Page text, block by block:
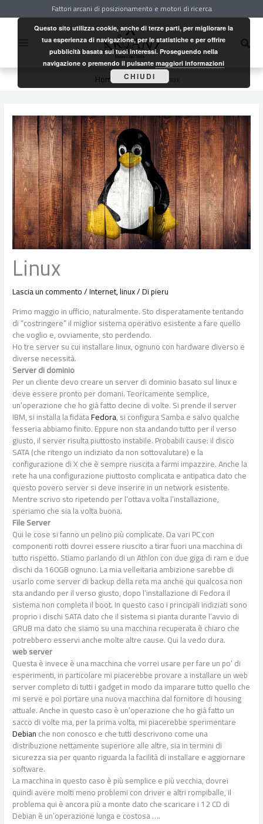
al
Fattori arcani di posizionamento e motori di ricerca
Home Internet Linux
Linux
Lascia un commento/Internet,linux/ Dipieru
Primo maggio in ufficio, naturalmente. Sto disperatamente tentando
di “costringere” il miglior sistema operativo esistente a fare quello
che voglio e, ovviamente, sto perdendo.
Ho tre server su cui installare linux, ognuno con hardware diverso e
diverse necessità.
Server di dominio
Per un cliente devo creare un server di dominio basato sul linux e
deve essere pronto per domani. Teoricamente semplice,
un’operazione che ho già fatto decine di volte. Si prende il server
IBM, si installa la fidataFedora, si configura Samba e salvo qualche
fesseria abbiamo finito. Eppure non sta andando tutto per il verso
giusto, il server risulta piuttosto instabile. Probabili cause: il disco
SATA (che ritengo un indiziato da non sottovalutare) e la
configurazione di X che è sempre riuscita a farmi impazzire. Anche la
rete ha una configurazione piuttosto complicata e antipatica dato che
questo povero server si deve inserire in un network esistente.
Mentre scrivo sto ripetendo per l’ottava volta l’installazione,
speriamo che sia la volta buona.
File Server
Qui le cose si fanno un pelino più complicate. Da vari PC con
componenti rotti dovrei essere riuscito a tirar fuori una macchina di
tutto rispetto. Stiamo parlando di un Athlon con due giga di ram e due
dischi da 160GB ognuno. La mia velleitaria ambizione sarebbe di
usarlo come server di backup della reta ma anche qui qualcosa non
sta andando per il verso giusto, dopo l’installazione di Fedora il
sistema non completa il boot. In questo caso i principali indiziati sono
proprio i dischi SATA dato che il sistema si pianta durante l’avvio di
GRUB ma dato che siamo su una macchina recuperata è chiaro che
potrebbero esservi anche molte altre cause. Qui la vedo dura.
web server
Questa è invece è una macchina che vorrei usare per fare un po’ di
esperimenti, in particolare mi piacerebbe provare a installare un web
server completo di tutti i gadget in modo da imparare tutto quello che
mi serve e poi portare una nuova macchina dal fornitore di housing
attuale. Anche in questo caso è un’operazione che ho già fatto un
sacco di volte ma, per la prima volta, mi piacerebbe sperimentare
Debianche non conosco e che tutti descrivono come una
distribuzione nettamente superiore alle altre, sia in termini di
sicurezza sia per quanto riguarda la facilità di installare e aggiornare
software.
La macchina in questo caso è più semplice e più vecchia, dovrei
quindi avere molti meno problemi con driver e altri rompiballe, il
problema qui è ancora più a monte dato che scaricare i 12 CD di
Debian è un’operazione lunga e costosa ….
Questo sito utilizza cookie, anche di terze parti, per migliorare la
tua esperienza di navigazione, per le statistiche e per offrire
pubblicità basata sui tuoi interessi. Proseguendo nella
navigazione o premendo il pulsantemaggiori informazioni
CHIUDI